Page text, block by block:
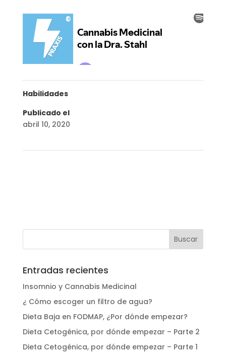
Habilidades
Publicado el
abril 10, 2020
Entradas recientes
Insomnio y Cannabis Medicinal
¿ Cómo escoger un filtro de agua?
Dieta Baja en FODMAP, ¿Por dónde empezar?
Dieta Cetogénica, por dónde empezar – Parte 2
Dieta Cetogénica, por dónde empezar – Parte 1